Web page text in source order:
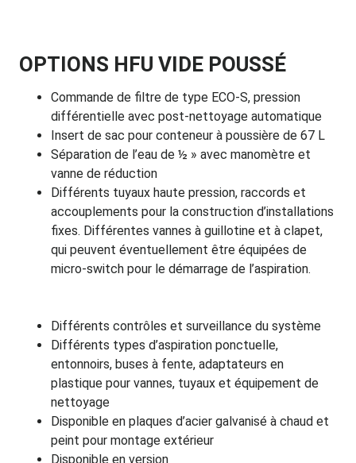
OPTIONS HFU VIDE POUSSÉ
Commande de filtre de type ECO-S, pression
différentielle avec post-nettoyage automatique
Insert de sac pour conteneur à poussière de 67 L
Séparation de l’eau de ½ » avec manomètre et
vanne de réduction
Différents tuyaux haute pression, raccords et
accouplements pour la construction d’installations
fixes. Différentes vannes à guillotine et à clapet,
qui peuvent éventuellement être équipées de
micro-switch pour le démarrage de l’aspiration.
Différents contrôles et surveillance du système
Différents types d’aspiration ponctuelle,
entonnoirs, buses à fente, adaptateurs en
plastique pour vannes, tuyaux et équipement de
nettoyage
Disponible en plaques d’acier galvanisé à chaud et
peint pour montage extérieur
Disponible en version